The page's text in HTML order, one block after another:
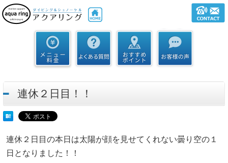
連休２日目！！
連休２日目の本日は太陽が顔を見せてくれない曇り空の１
日となりました！！